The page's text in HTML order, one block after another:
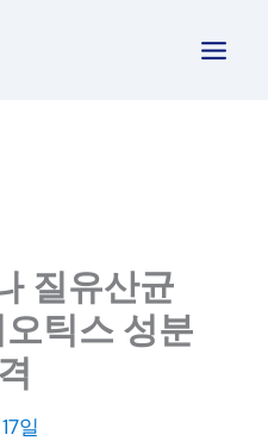
질유산균
틱스 성분
일